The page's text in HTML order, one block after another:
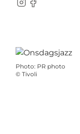
Instagram
Facebook
Photo: PR photo
© Tivoli